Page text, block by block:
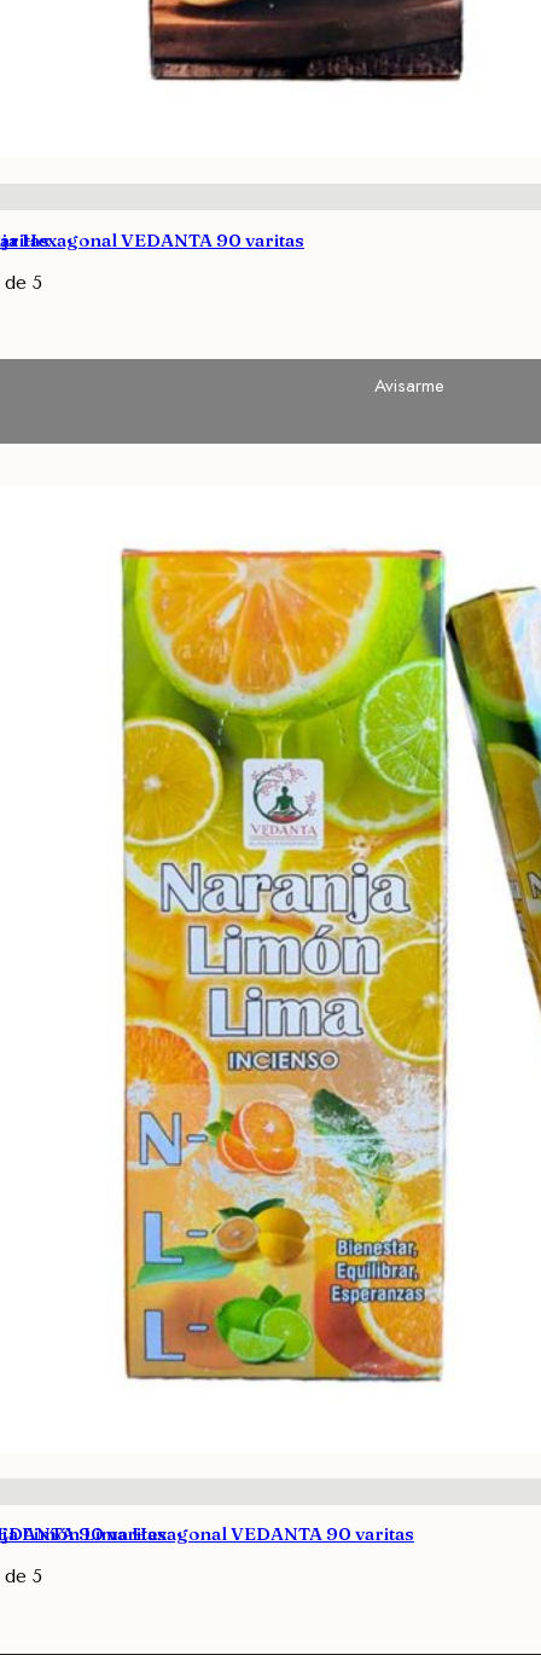
Hexagonal VEDANTA 90 varitas
5
Avisarme
90 varitas
Limón Lima Hexagonal VEDANTA 90 varitas
5